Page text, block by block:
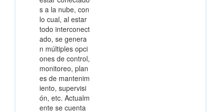
s a la nube, con
lo cual, al estar
todo interconect
ado, se genera
n múltiples opci
ones de control,
monitoreo, plan
es de mantenim
iento, supervisi
ón, etc. Actualm
ente se cuenta